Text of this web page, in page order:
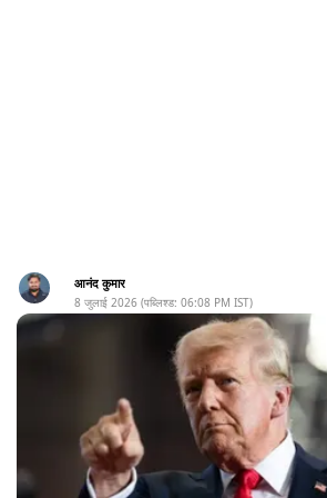
आनंद कुमार
8 जुलाई 2026 (पब्लिश्ड: 06:08 PM IST)